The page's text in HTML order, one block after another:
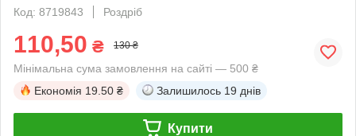
Код: 8719843
Роздріб
110,50 ₴ 130 ₴
Мінімальна сума замовлення на сайті — 500 ₴
Економія 19.50 ₴ Залишилось 19 днів
Купити